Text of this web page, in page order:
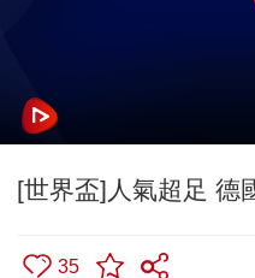
[世界盃]人氣超足 德
35